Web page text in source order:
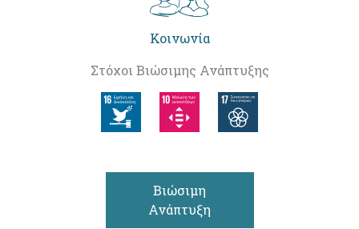
Κοινωνία
Στόχοι Βιώσιμης Ανάπτυξης
Βιώσιμη
Ανάπτυξη